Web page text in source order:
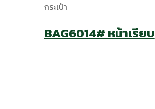
กระเป๋า
BAG6014# หน้าเรียบ